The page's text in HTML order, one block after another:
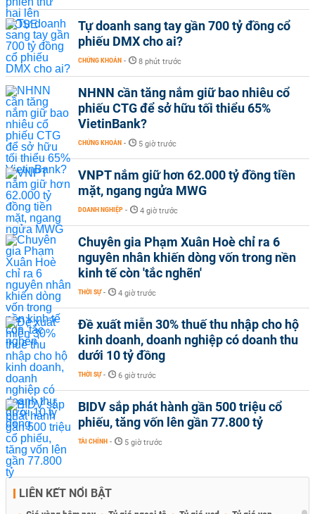
Tự doanh sang tay gần 700 tỷ đồng cổ
phiếu DMX cho ai?
CHỨNG KHOÁN - 8 phút trước
NHNN cần tăng nắm giữ bao nhiêu cổ
phiếu CTG để sở hữu tối thiểu 65%
VietinBank?
CHỨNG KHOÁN - 5 giờ trước
VNPT nắm giữ hơn 62.000 tỷ đồng tiền
mặt, ngang ngửa MWG
DOANH NGHIỆP - 4 giờ trước
Chuyên gia Phạm Xuân Hoè chỉ ra 6
nguyên nhân khiến dòng vốn trong nền
kinh tế còn 'tắc nghẽn'
THỜI SỰ - 4 giờ trước
Đề xuất miễn 30% thuế thu nhập cho hộ
kinh doanh, doanh nghiệp có doanh thu
dưới 10 tỷ đồng
THỜI SỰ - 6 giờ trước
BIDV sắp phát hành gần 500 triệu cổ
phiếu, tăng vốn lên gần 77.800 tỷ
TÀI CHÍNH - 5 giờ trước
LIÊN KẾT NỔI BẬT